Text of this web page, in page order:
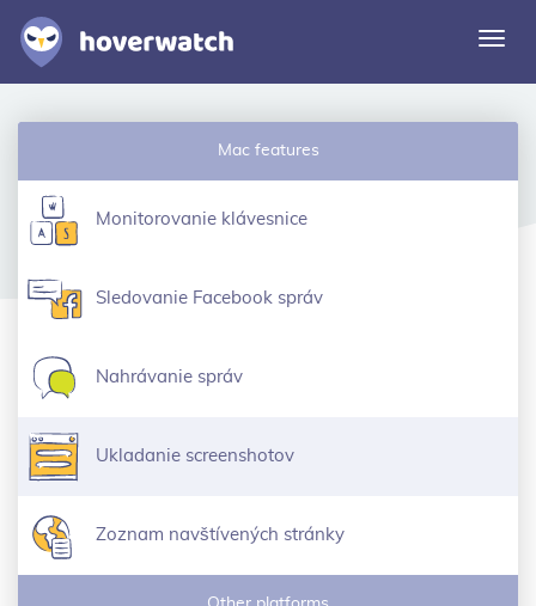
Funkcie
Prihláste
Mac features
Monitorovanie klávesnice
Sledovanie Facebook správ
Nahrávanie správ
Ukladanie screenshotov
Zoznam navštívených stránky